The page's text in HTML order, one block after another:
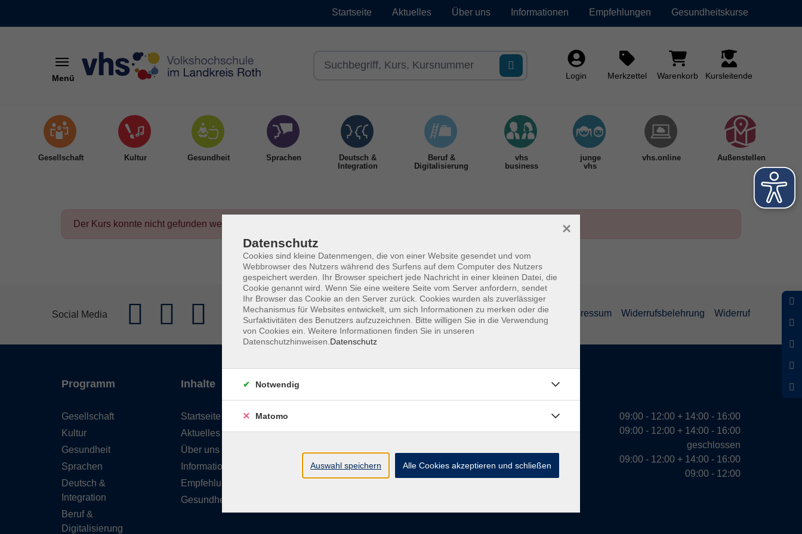
Startseite Aktuelles Über uns Informationen Empfehlungen Gesundheitskurse
Menü Login Merkzettel Warenkorb Kursleitende
Gesellschaft Kultur Gesundheit Sprachen
Deutsch &
Integration
Beruf &
Digitalisierung
vhs
business
junge
vhs
vhs.online Außenstellen
Der Kurs konnte nicht gefunden werden.
Social Media AGB Datenschutzerklärung Impressum Widerrufsbelehrung Widerruf
Programm
Gesellschaft
Kultur
Gesundheit
Sprachen
Deutsch &
Integration
Beruf &
Digitalisierung
Inhalte
Startseite
Aktuelles
Über uns
Informationen
Empfehlungen
Gesundheitskurse
91161 Hilpoltstein
info@vhs-roth.de
Tel: 09174 4749 0
Öffnungszeiten
Dienstag
09:00 - 12:00 + 14:00 - 16:00
09:00 - 12:00 + 14:00 - 16:00
geschlossen
09:00 - 12:00 + 14:00 - 16:00
09:00 - 12:00
Datenschutz
Cookies sind kleine Datenmengen, die von einer Website gesendet und vom
Webbrowser des Nutzers während des Surfens auf dem Computer des Nutzers
gespeichert werden. Ihr Browser speichert jede Nachricht in einer kleinen Datei, die
Cookie genannt wird. Wenn Sie eine weitere Seite vom Server anfordern, sendet
Ihr Browser das Cookie an den Server zurück. Cookies wurden als zuverlässiger
Mechanismus für Websites entwickelt, um sich Informationen zu merken oder die
Surfaktivitäten des Benutzers aufzuzeichnen. Bitte willigen Sie in die Verwendung
von Cookies ein. Weitere Informationen finden Sie in unseren
Datenschutzhinweisen. Datenschutz
×
Notwendig
Matomo
Auswahl speichern Alle Cookies akzeptieren und schließen